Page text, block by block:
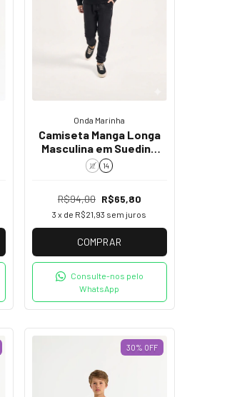
Onda Marinha
Camiseta Manga Longa
Masculina em Suedine
Onda Marinha 526013
12 14
R$94,00 R$65,80
3 x de R$21,93 sem juros
COMPRAR
Consulte-nos pelo
WhatsApp
30% OFF